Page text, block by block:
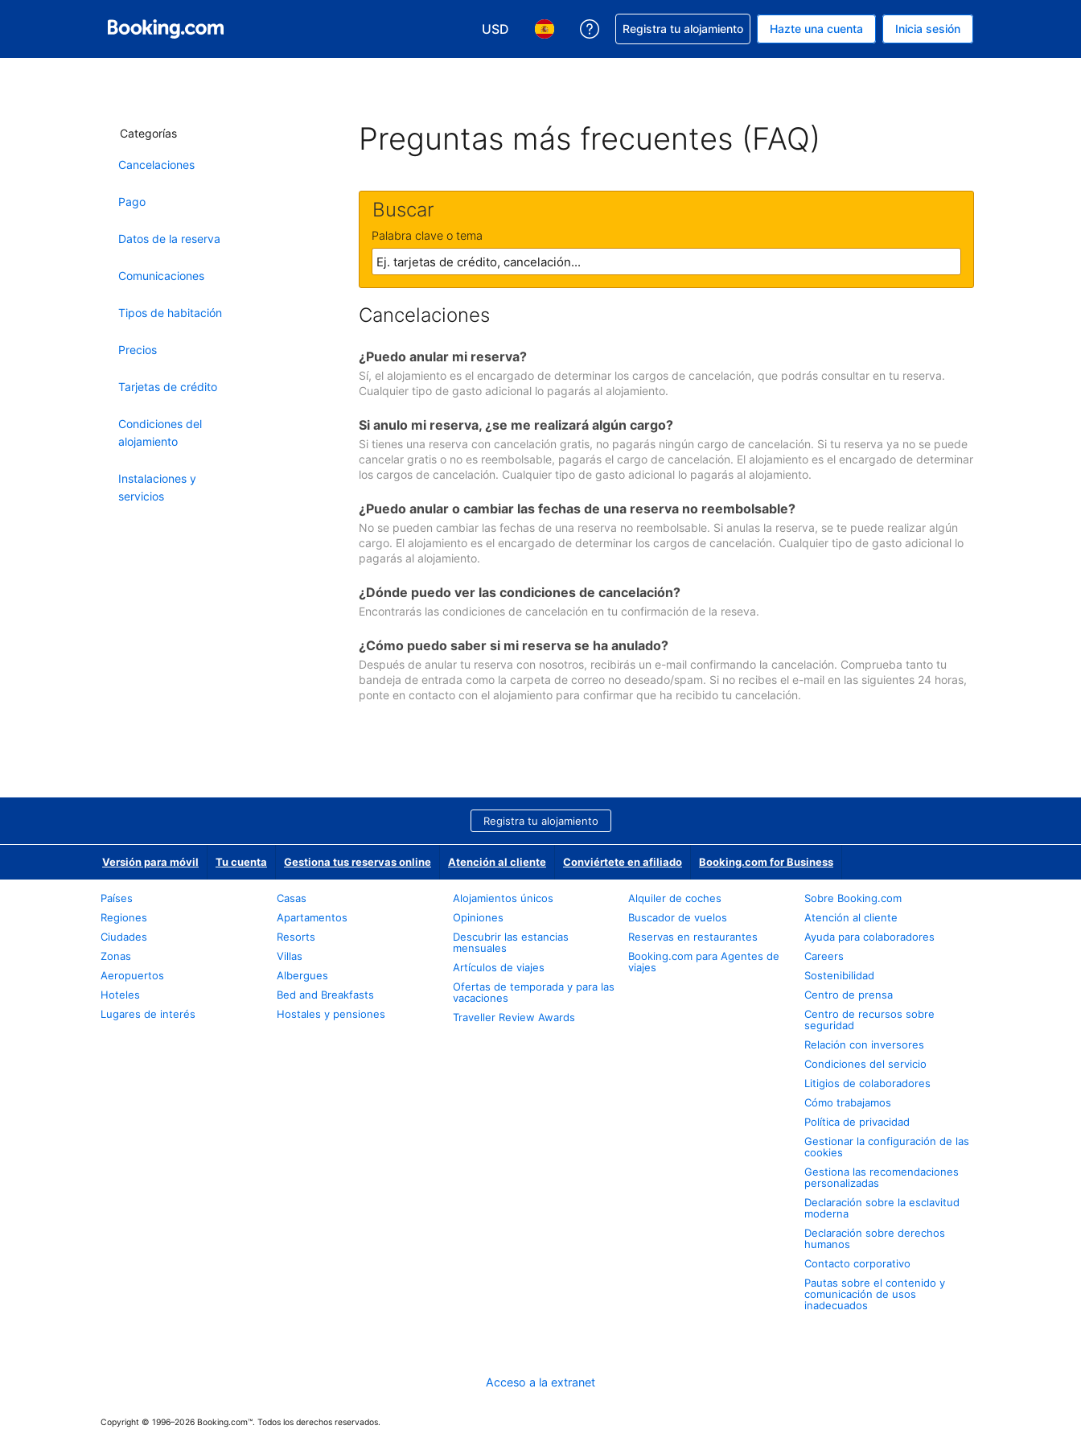
USD
Elegir tu moneda. Tu moneda actual es Dólar de EEUU
Elegir el idioma que prefieres. Tu idioma actual es Español
Obtener ayuda con la reserva
Registra tu alojamiento Hazte una cuenta Inicia sesión
Categorías
Cancelaciones
Pago
Datos de la reserva
Comunicaciones
Tipos de habitación
Precios
Tarjetas de crédito
Condiciones del
alojamiento
Instalaciones y
servicios
Preguntas más frecuentes (FAQ)
Buscar
Palabra clave o tema
Cancelaciones
¿Puedo anular mi reserva?
Sí, el alojamiento es el encargado de determinar los cargos de cancelación, que podrás consultar en tu reserva.
Cualquier tipo de gasto adicional lo pagarás al alojamiento.
Si anulo mi reserva, ¿se me realizará algún cargo?
Si tienes una reserva con cancelación gratis, no pagarás ningún cargo de cancelación. Si tu reserva ya no se puede
cancelar gratis o no es reembolsable, pagarás el cargo de cancelación. El alojamiento es el encargado de determinar
los cargos de cancelación. Cualquier tipo de gasto adicional lo pagarás al alojamiento.
¿Puedo anular o cambiar las fechas de una reserva no reembolsable?
No se pueden cambiar las fechas de una reserva no reembolsable. Si anulas la reserva, se te puede realizar algún
cargo. El alojamiento es el encargado de determinar los cargos de cancelación. Cualquier tipo de gasto adicional lo
pagarás al alojamiento.
¿Dónde puedo ver las condiciones de cancelación?
Encontrarás las condiciones de cancelación en tu confirmación de la reseva.
¿Cómo puedo saber si mi reserva se ha anulado?
Después de anular tu reserva con nosotros, recibirás un e-mail confirmando la cancelación. Comprueba tanto tu
bandeja de entrada como la carpeta de correo no deseado/spam. Si no recibes el e-mail en las siguientes 24 horas,
ponte en contacto con el alojamiento para confirmar que ha recibido tu cancelación.
Registra tu alojamiento
Versión para móvil Tu cuenta Gestiona tus reservas online Atención al cliente Conviértete en afiliado Booking.com for Business
Países
Regiones
Ciudades
Zonas
Aeropuertos
Hoteles
Lugares de interés
Casas
Apartamentos
Resorts
Villas
Albergues
Bed and Breakfasts
Hostales y pensiones
Alojamientos únicos
Opiniones
Descubrir las estancias
mensuales
Artículos de viajes
Ofertas de temporada y para las
vacaciones
Traveller Review Awards
Alquiler de coches
Buscador de vuelos
Reservas en restaurantes
Booking.com para Agentes de
viajes
Sobre Booking.com
Atención al cliente
Ayuda para colaboradores
Careers
Sostenibilidad
Centro de prensa
Centro de recursos sobre
seguridad
Relación con inversores
Condiciones del servicio
Litigios de colaboradores
Cómo trabajamos
Política de privacidad
Gestionar la configuración de las
cookies
Gestiona las recomendaciones
personalizadas
Declaración sobre la esclavitud
moderna
Declaración sobre derechos
humanos
Contacto corporativo
Pautas sobre el contenido y
comunicación de usos
inadecuados
Acceso a la extranet
Copyright © 1996–2026 Booking.com™. Todos los derechos reservados.